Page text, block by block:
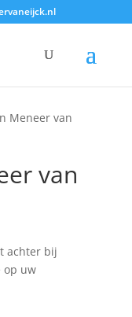
Meneer van
van
achter bij
op uw